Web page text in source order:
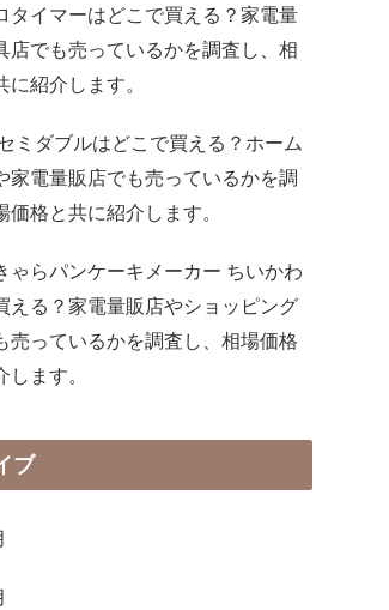
タイマーはどこで買える？家電量
店でも売っているかを調査し、相
に紹介します。
ミダブルはどこで買える？ホーム
家電量販店でも売っているかを調
価格と共に紹介します。
ゃらパンケーキメーカー ちいかわ
える？家電量販店やショッピング
売っているかを調査し、相場価格
します。
ブ